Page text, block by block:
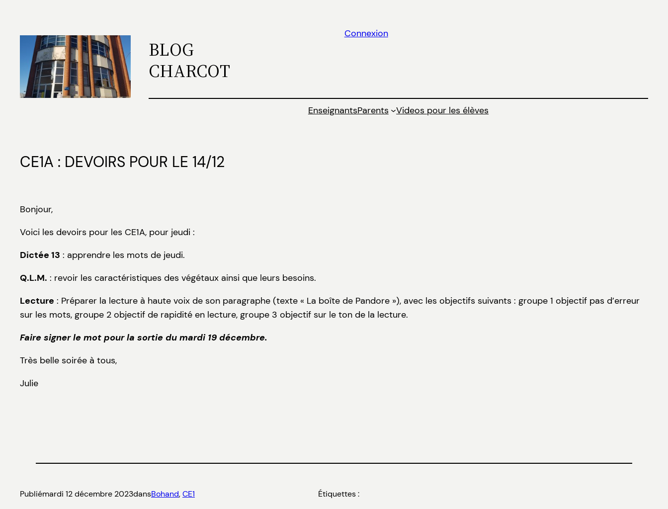
contenu
BLOG
CHARCOT
Connexion
EnseignantsParents Videos pour les élèves
CE1A : DEVOIRS POUR LE 14/12
Bonjour,
Voici les devoirs pour les CE1A, pour jeudi :
Dictée 13 : apprendre les mots de jeudi.
Q.L.M. : revoir les caractéristiques des végétaux ainsi que leurs besoins.
Lecture : Préparer la lecture à haute voix de son paragraphe (texte « La boîte de Pandore »), avec les objectifs suivants : groupe 1 objectif pas d’erreur
sur les mots, groupe 2 objectif de rapidité en lecture, groupe 3 objectif sur le ton de la lecture.
Faire signer le mot pour la sortie du mardi 19 décembre.
Très belle soirée à tous,
Julie
Publiémardi 12 décembre 2023dansBohand, CE1 Étiquettes :